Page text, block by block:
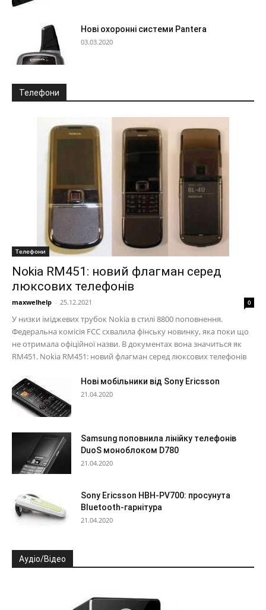
Нові охоронні системи Pantera
03.03.2020
Телефони
Телефони
Nokia RM451: новий флагман серед
люксових телефонів
maxwelhelp - 25.12.2021 0
У низки іміджевих трубок Nokia в стилі 8800 поповнення.
Федеральна комісія FCC схвалила фінську новинку, яка поки що
не отримала офіційної назви. В документах вона значиться як
RM451. Nokia RM451: новий флагман серед люксових телефонів
Нові мобільники від Sony Ericsson
21.04.2020
Samsung поповнила лінійку телефонів
DuoS моноблоком D780
21.04.2020
Sony Ericsson HBH-PV700: просунута
Bluetooth-гарнітура
21.04.2020
Аудіо/Відео